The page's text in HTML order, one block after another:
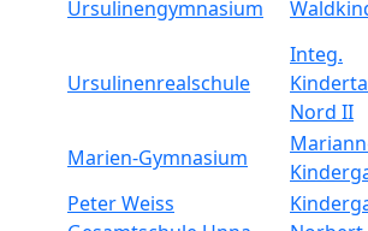
Ursulinengymnasium
Ursulinenrealschule
Integ.
Nord II
Marien-Gymnasium
Peter Weiss